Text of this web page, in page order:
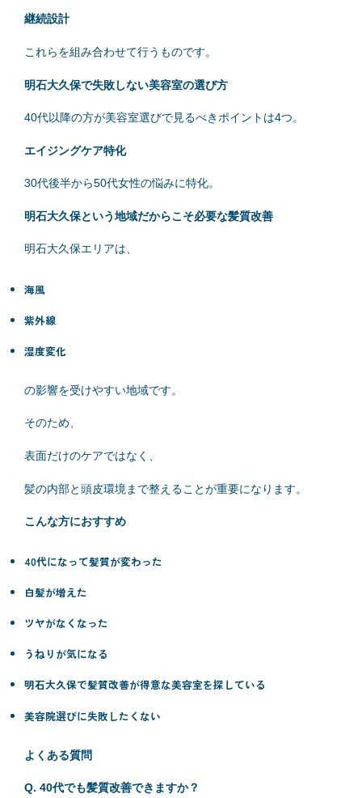
継続設計
これらを組み合わせて行うものです。
明石大久保で失敗しない美容室の選び方
40代以降の方が美容室選びで見るべきポイントは4つ。
エイジングケア特化
30代後半から50代女性の悩みに特化。
明石大久保という地域だからこそ必要な髪質改善
明石大久保エリアは、
海風
紫外線
湿度変化
の影響を受けやすい地域です。
そのため、
表面だけのケアではなく、
髪の内部と頭皮環境まで整えることが重要になります。
こんな方におすすめ
40代になって髪質が変わった
白髪が増えた
ツヤがなくなった
うねりが気になる
明石大久保で髪質改善が得意な美容室を探している
美容院選びに失敗したくない
よくある質問
Q. 40代でも髪質改善できますか？